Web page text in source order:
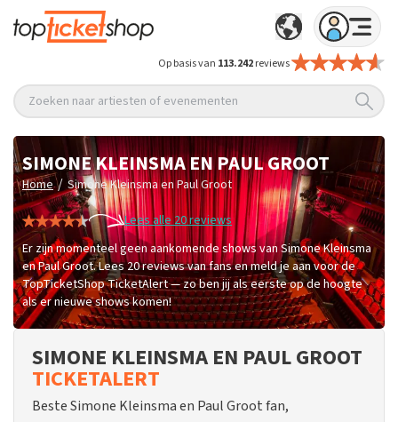
Op basis van 113.242reviews
Zoeken naar artiesten of evenementen
SIMONE KLEINSMA EN PAUL GROOT
Home / Simone Kleinsma en Paul Groot
Lees alle 20 reviews
Er zijn momenteel geen aankomende shows van Simone Kleinsma
en Paul Groot. Lees 20 reviews van fans en meld je aan voor de
TopTicketShop TicketAlert — zo ben jij als eerste op de hoogte
als er nieuwe shows komen!
SIMONE KLEINSMA EN PAUL GROOT
TICKETALERT
Beste Simone Kleinsma en Paul Groot fan,